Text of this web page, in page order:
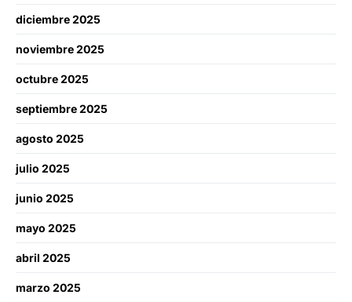
diciembre 2025
noviembre 2025
octubre 2025
septiembre 2025
agosto 2025
julio 2025
junio 2025
mayo 2025
abril 2025
marzo 2025